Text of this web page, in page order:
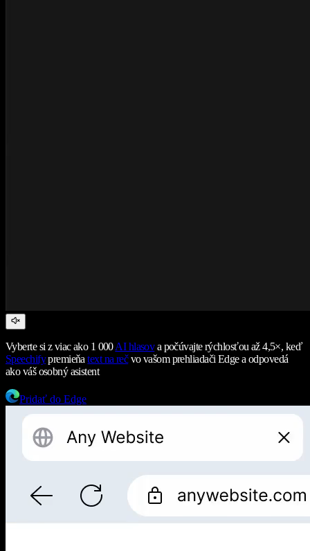
Vyberte si z viac ako 1 000AI hlasova počúvajte rýchlosťou až 4,5×, keď
Speechifypremieňatext na rečvo vašom prehliadači Edge a odpovedá
ako váš osobný asistent
Pridať do Edge